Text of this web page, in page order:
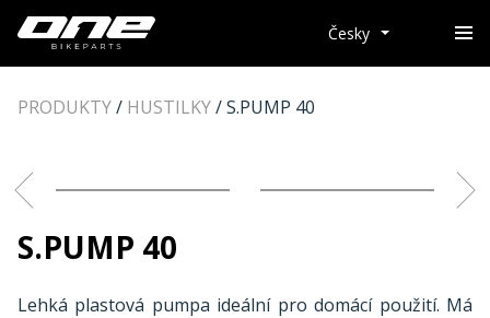
Česky
PRODUKTY/ HUSTILKY/S.PUMP 40
S.PUMP 40
Lehká plastová pumpa ideální pro domácí použití. Má